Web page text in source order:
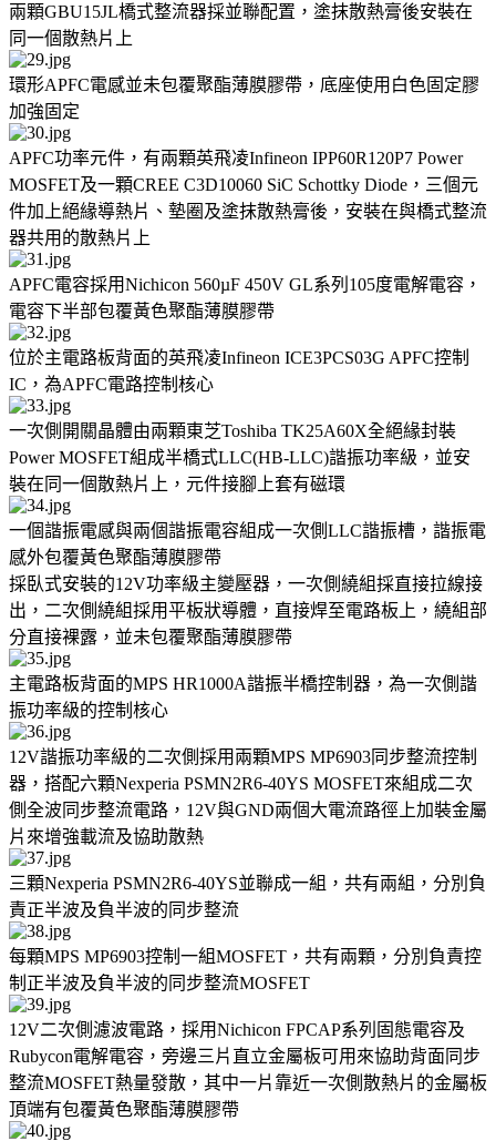
兩顆GBU15JL橋式整流器採並聯配置，塗抹散熱膏後安裝在
同一個散熱片上
環形APFC電感並未包覆聚酯薄膜膠帶，底座使用白色固定膠
加強固定
APFC功率元件，有兩顆英飛凌Infineon IPP60R120P7 Power
MOSFET及一顆CREE C3D10060 SiC Schottky Diode，三個元
件加上絕緣導熱片、墊圈及塗抹散熱膏後，安裝在與橋式整流
器共用的散熱片上
APFC電容採用Nichicon 560µF 450V GL系列105度電解電容，
電容下半部包覆黃色聚酯薄膜膠帶
位於主電路板背面的英飛凌Infineon ICE3PCS03G APFC控制
IC，為APFC電路控制核心
一次側開關晶體由兩顆東芝Toshiba TK25A60X全絕緣封裝
Power MOSFET組成半橋式LLC(HB-LLC)諧振功率級，並安
裝在同一個散熱片上，元件接腳上套有磁環
一個諧振電感與兩個諧振電容組成一次側LLC諧振槽，諧振電
感外包覆黃色聚酯薄膜膠帶
採臥式安裝的12V功率級主變壓器，一次側繞組採直接拉線接
出，二次側繞組採用平板狀導體，直接焊至電路板上，繞組部
分直接裸露，並未包覆聚酯薄膜膠帶
主電路板背面的MPS HR1000A諧振半橋控制器，為一次側諧
振功率級的控制核心
12V諧振功率級的二次側採用兩顆MPS MP6903同步整流控制
器，搭配六顆Nexperia PSMN2R6-40YS MOSFET來組成二次
側全波同步整流電路，12V與GND兩個大電流路徑上加裝金屬
片來增強載流及協助散熱
三顆Nexperia PSMN2R6-40YS並聯成一組，共有兩組，分別負
責正半波及負半波的同步整流
每顆MPS MP6903控制一組MOSFET，共有兩顆，分別負責控
制正半波及負半波的同步整流MOSFET
12V二次側濾波電路，採用Nichicon FPCAP系列固態電容及
Rubycon電解電容，旁邊三片直立金屬板可用來協助背面同步
整流MOSFET熱量發散，其中一片靠近一次側散熱片的金屬板
頂端有包覆黃色聚酯薄膜膠帶